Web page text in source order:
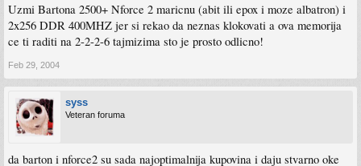
Uzmi Bartona 2500+ Nforce 2 maricnu (abit ili epox i moze albatron) i
2x256 DDR 400MHZ jer si rekao da neznas klokovati a ova memorija
ce ti raditi na 2-2-2-6 tajmizima sto je prosto odlicno!
Feb 29, 2004
syss
Veteran foruma
da barton i nforce2 su sada najoptimalnija kupovina i daju stvarno oke